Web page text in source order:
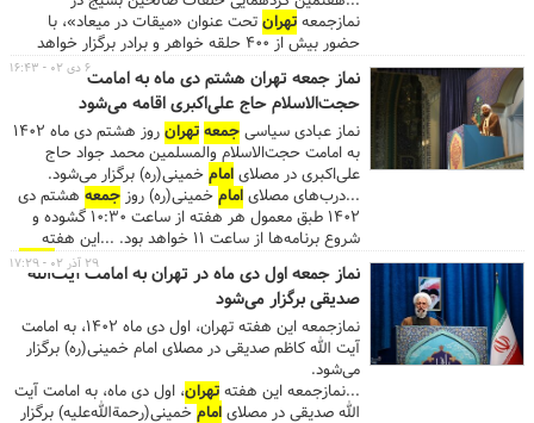
امدادامامخمینی(ره) • سازمان شهرداری تهراننمازگزاران
محترم هرهفته می‌توانند از فرصت مشاوره ازدواج،
خانواده و کودک توسط متخصصین «مرکز مشاوره عطر
زندگی» در حاشیه نمازجمعه تهراناستفاده کنند....
نمازجمعهتهرانتحت عنوان «میقات در میعاد»، با
حضور بیش از ۴۰۰ حلقه خواهر و برادر برگزار خواهد
شد. ...*مجموعه‌هایی که این هفته در میزهای خدمت
نمازجمعه تهرانپاسخگوی مراجعین هستند: دانشگاه
علوم پزشکی و خدمات بهداشتی درمانیتهران، دانشگاه
علوم پزشکی و خدمات بهداشتی درمانی ایران، دانشگاه
علوم پزشکی و خدمات بهداشتی درمانی شهید بهشتی،
اداره کل انتقال خون استانتهران، جمعیت هلال احمر
استانتهران، دفتر پیشخوان دولت، ارتباطات مردمی قوه
قضائیه، کمیته امدادامامخمینی (ره)، سازمان شهرداری
تهرانو اداره پست شهر تهران*نمازگزاران محترم
هرهفته می‌توانند از فرصت مشاوره ازدواج، خانواده و
کودک توسط متخصصین «مرکز مشاوره عطر زندگی» در
حاشیه نمازجمعهتهران
نماز جمعه تهران هشتم دی ماه به امامت
حجت‌الاسلام حاج علی‌اکبری اقامه می‌شود
نماز عبادی سیاسیجمعهتهران
روز هشتم دی ماه 1402
به امامت حجت‌الاسلام والمسلمین محمد جواد حاج
علی‌اکبری در مصلایامامخمینی(ره) برگزار می‌شود.
...درب‌های مصلایامامخمینی(ره) روزجمعه هشتم دی
۱۴۰۲ طبق معمول هر هفته از ساعت ۱۰:۳۰ گشوده و
شروع برنامه‌ها از ساعت ۱۱ خواهد بود. ...این هفته
پنجمین گردهمایی حلقات صالحین بسیج در نمازجمعه
تهران
، با حضور بیش از ۴۰۰ حلقه خواهر و برادر از
ناحیه‌های مقاومت بسیج مسلم و شهید رجایی برگزار
خواهد شد. ...
۶ دی ۰۲ - ۱۶:۴۳
نماز جمعه اول دی ماه در تهران به امامت آیت‌الله
صدیقی برگزار می‌شود
نمازجمعه این هفته تهران، اول دی ماه ۱۴۰۲، به امامت
آیت الله کاظم صدیقی در مصلای امام خمینی(ره) برگزار
می‌شود.
...نمازجمعه این هفتهتهران، اول دی ماه، به امامت آیت
الله صدیقی در مصلایامامخمینی(رحمةالله‌علیه) برگزار
۲۹ آذر ۰۲ - ۱۷:۲۹